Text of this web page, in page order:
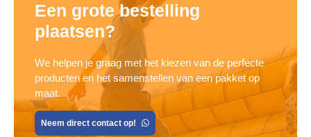
Een grote bestelling
plaatsen?
We helpen je graag met het kiezen van de perfecte
producten en het samenstellen van een pakket op
maat.
Neem direct contact op!